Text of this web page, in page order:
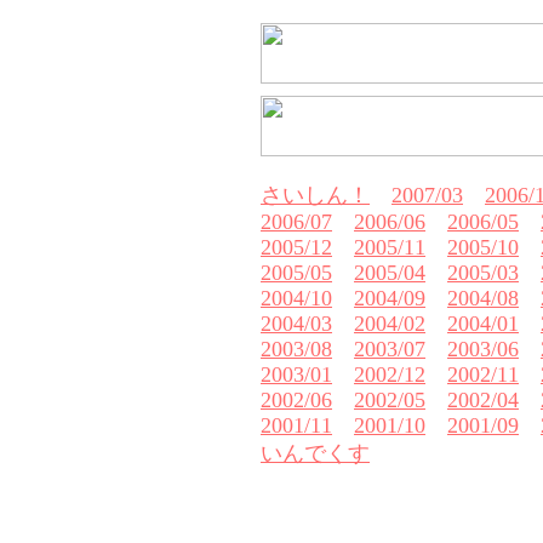
さいしん！ 2007/03
2006/
2006/07
2006/06 2006/05
2005/12
2005/11 2005/10
2005/05
2005/04 2005/03
2004/10
2004/09 2004/08
2004/03
2004/02 2004/01
2003/08
2003/07 2003/06
2003/01
2002/12 2002/11
2002/06
2002/05 2002/04
2001/11
2001/10 2001/09
いんでくす